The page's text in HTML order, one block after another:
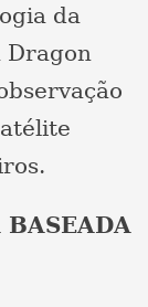
da
Dragon
BASEADA